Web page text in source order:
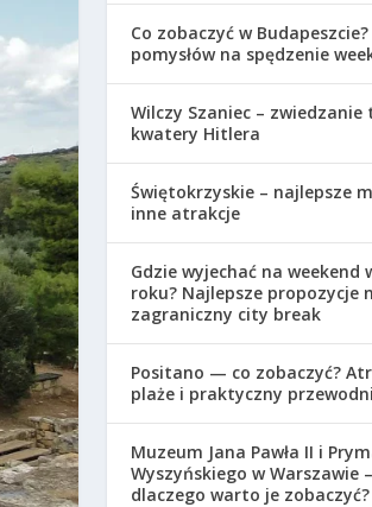
Co zobaczyć w Budapeszcie?
pomysłów na spędzenie
Wilczy Szaniec – zwiedzanie
kwatery Hitlera
Świętokrzyskie – najlepsze
inne atrakcje
Gdzie wyjechać na weekend
roku? Najlepsze propozycje
zagraniczny city break
Positano — co zobaczyć?
plaże i praktyczny
Muzeum Jana Pawła II i
Wyszyńskiego w Warszawie –
dlaczego warto je zobaczyć?